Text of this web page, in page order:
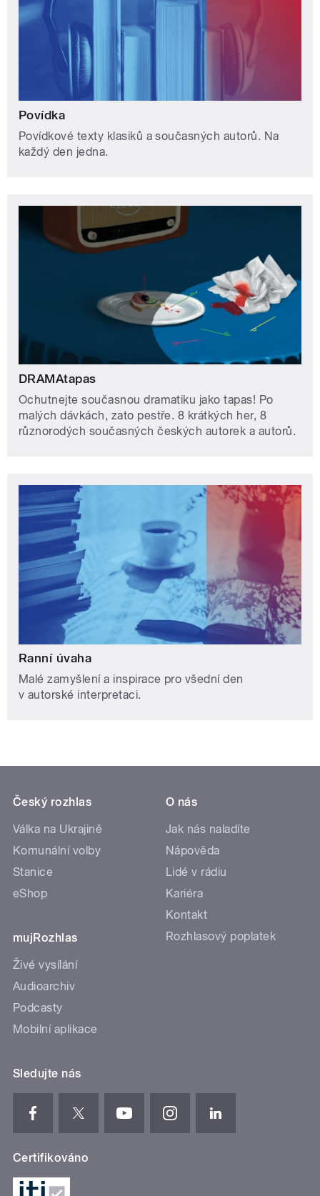
Povídka
Povídkové texty klasiků a současných autorů. Na
každý den jedna.
DRAMAtapas
Ochutnejte současnou dramatiku jako tapas! Po
malých dávkách, zato pestře. 8 krátkých her, 8
různorodých současných českých autorek a autorů.
Ranní úvaha
Malé zamyšlení a inspirace pro všední den
v autorské interpretaci.
Český rozhlas
Válka na Ukrajině
Komunální volby
Stanice
eShop
mujRozhlas
Živé vysílání
Audioarchiv
Podcasty
Mobilní aplikace
O nás
Jak nás naladíte
Nápověda
Lidé v rádiu
Kariéra
Kontakt
Rozhlasový poplatek
Sledujte nás
Certifikováno